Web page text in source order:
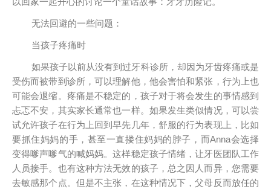
无法回避的一些问题：
当孩子疼痛时
如果孩子以前从没有到过牙科诊所，却因为牙齿疼痛或是
受伤而被带到诊所，可以理解他，他会害怕和紧张，行为上也
可能会退缩。疼痛是不稳定的，孩子对于将会发生的事情感到
忐忑不安，其实家长通常也一样。如果发生类似情况，可以尝
试允许孩子在行为上回到早先几年，舒服的行为表现上，比如
要抓住妈妈的手，甚至一直搂住妈妈的脖子，而Anna会选择
变得嗲声嗲气的喊妈妈。这样稳定孩子情绪，让牙医团队工作
人员接手。也有这种方法无效的孩子，总之因人而异，您需要
去敏感那个点。但是不主张，在这种情况下，父母反而放任的